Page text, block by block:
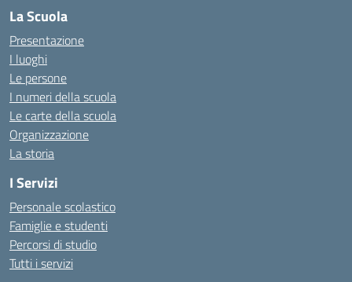
La Scuola
Presentazione
I luoghi
Le persone
I numeri della scuola
Le carte della scuola
Organizzazione
La storia
I Servizi
Personale scolastico
Famiglie e studenti
Percorsi di studio
Tutti i servizi